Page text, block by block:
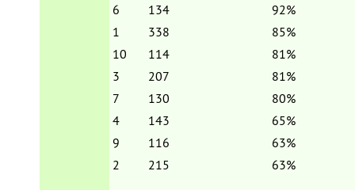
6
134
92%
1
338
85%
10
114
81%
3
207
81%
7
130
80%
4
143
65%
9
116
63%
2
215 63%